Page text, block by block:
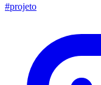
#projeto